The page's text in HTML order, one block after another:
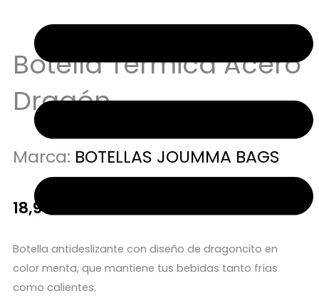
Botella Térmica Acero
Dragón
Marca: BOTELLAS JOUMMA BAGS
18,95
Botella antideslizante con diseño de dragoncito en
color menta, que mantiene tus bebidas tanto frías
como calientes.